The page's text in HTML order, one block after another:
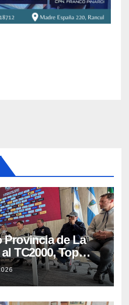
de La
TC2000, Top
Nacional este fin